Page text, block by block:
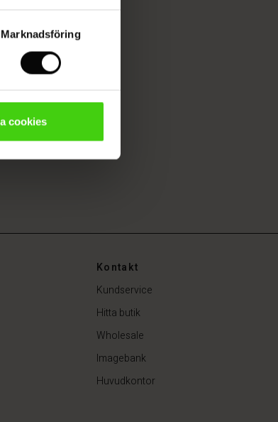
Marknadsföring
cookies
Kontakt
Kundservice
Hitta butik
Wholesale
Imagebank
Huvudkontor